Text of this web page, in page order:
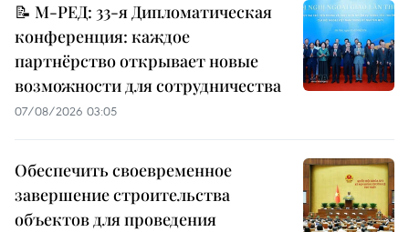
📝 М-РЕД: 33-я Дипломатическая
конференция: каждое
партнёрство открывает новые
возможности для сотрудничества
07/08/2026 03:05
Обеспечить своевременное
завершение строительства
объектов для проведения